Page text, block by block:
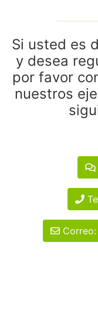
Si usted es
y desea
por favor
nuestros
Correo: